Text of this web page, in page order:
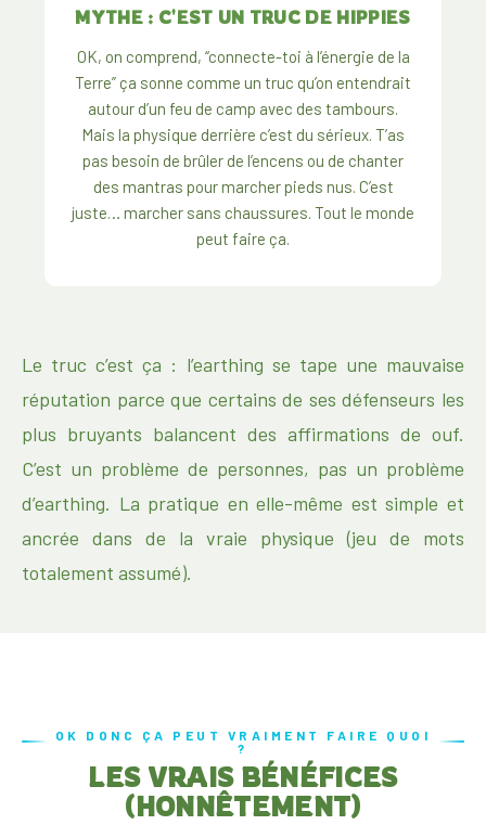
MYTHE : C'EST UN TRUC DE HIPPIES
OK, on comprend, “connecte-toi à l’énergie de la
Terre” ça sonne comme un truc qu’on entendrait
autour d’un feu de camp avec des tambours.
Mais la physique derrière c’est du sérieux. T’as
pas besoin de brûler de l’encens ou de chanter
des mantras pour marcher pieds nus. C’est
juste… marcher sans chaussures. Tout le monde
peut faire ça.
Le truc c’est ça : l’earthing se tape une mauvaise
réputation parce que certains de ses défenseurs les
plus bruyants balancent des affirmations de ouf.
C’est un problème de personnes, pas un problème
d’earthing. La pratique en elle-même est simple et
ancrée dans de la vraie physique (jeu de mots
totalement assumé).
OK DONC ÇA PEUT VRAIMENT FAIRE QUOI
?
LES VRAIS BÉNÉFICES
(HONNÊTEMENT)